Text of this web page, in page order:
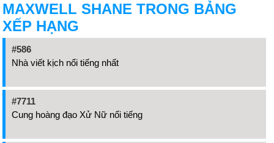
MAXWELL SHANE TRONG BẢNG
XẾP HẠNG
#586
Nhà viết kịch nổi tiếng nhất
#7711
Cung hoàng đạo Xử Nữ nổi tiếng